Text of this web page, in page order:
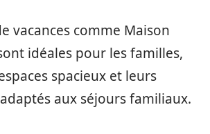
vacances comme Maison
idéales pour les familles,
spacieux et leurs
aux séjours familiaux.